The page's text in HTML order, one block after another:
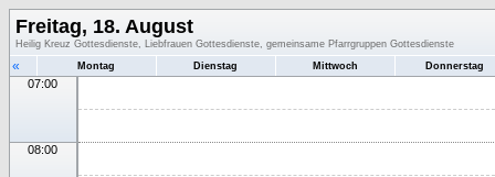
Freitag, 18. August
Heilig Kreuz Gottesdienste, Liebfrauen Gottesdienste, gemeinsame Pfarrgruppen Gottesdienste
« Montag Dienstag Mittwoch Donnerstag
07:00
08:00